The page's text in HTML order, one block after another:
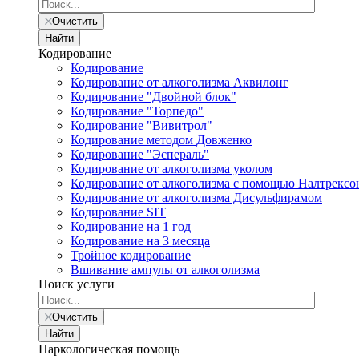
Очистить
Найти
Кодирование
Кодирование
Кодирование от алкоголизма Аквилонг
Кодирование "Двойной блок"
Кодирование "Торпедо"
Кодирование "Вивитрол"
Кодирование методом Довженко
Кодирование "Эспераль"
Кодирование от алкоголизма уколом
Кодирование от алкоголизма с помощью
Кодирование от алкоголизма Дисульфирамом
Кодирование SIT
Кодирование на 1 год
Кодирование на 3 месяца
Тройное кодирование
Вшивание ампулы от алкоголизма
Поиск услуги
Очистить
Найти
Наркологическая помощь